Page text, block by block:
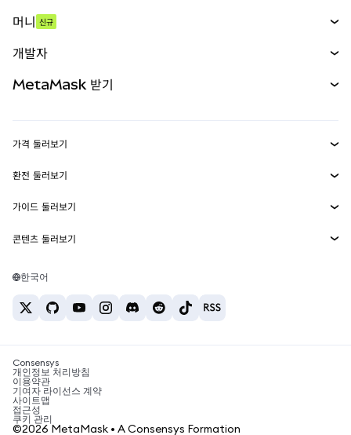
무기한 선물
실물자산
머니 신규
개발자
MetaMask Connect
Snaps
웹3 서비스
MetaMask 받기
보안
고객 지원
채용
가격 둘러보기
이더리움 가격
솔라나 가격
테더 가격
환전 둘러보기
ETH를 USD로 환전
USDT를 INR로 환전
BTC를 INR로 환전
ETH를 USDT로 환전
가이드 둘러보기
ETH 매수
USDT 매수
SHIB 매수
BNB 매수
콘텐츠 둘러보기
솔라나 지갑
암호화폐 세금 뉴스
암호화폐 매수 방법
비트코인 매도 방법
한국어
Consensys
개인정보 처리방침
이용약관
기여자 라이선스 계약
사이트맵
접근성
쿠키 관리
©2026 MetaMask • A Consensys Formation